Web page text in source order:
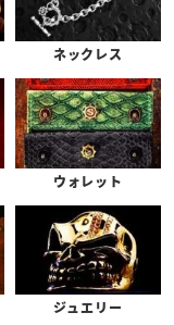
ネックレス
ウォレット
ジュエリー